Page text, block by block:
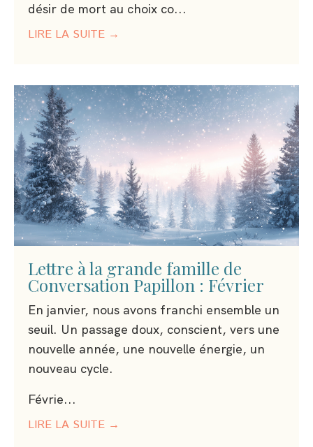
désir de mort au choix co...
LIRE LA SUITE →
Lettre à la grande famille de
Conversation Papillon : Février
En janvier, nous avons franchi ensemble un
seuil. Un passage doux, conscient, vers une
nouvelle année, une nouvelle énergie, un
nouveau cycle.
Févrie...
LIRE LA SUITE →